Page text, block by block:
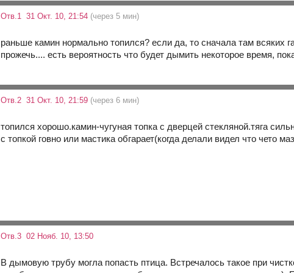
Отв.1 31 Окт. 10, 21:54 (через 5 мин)
раньше камин нормально топился? если да, то сначала там всяких
прожечь.... есть вероятность что будет дымить некоторое время,
Отв.2 31 Окт. 10, 21:59 (через 6 мин)
топился хорошо.камин-чугуная топка с дверцей стекляной.тяга
с топкой говно или мастика обгарает(когда делали видел что чето
Отв.3 02 Нояб. 10, 13:50
В дымовую трубу могла попасть птица. Встречалось такое при